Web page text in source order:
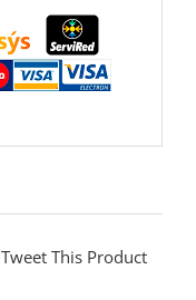
Tweet This Product